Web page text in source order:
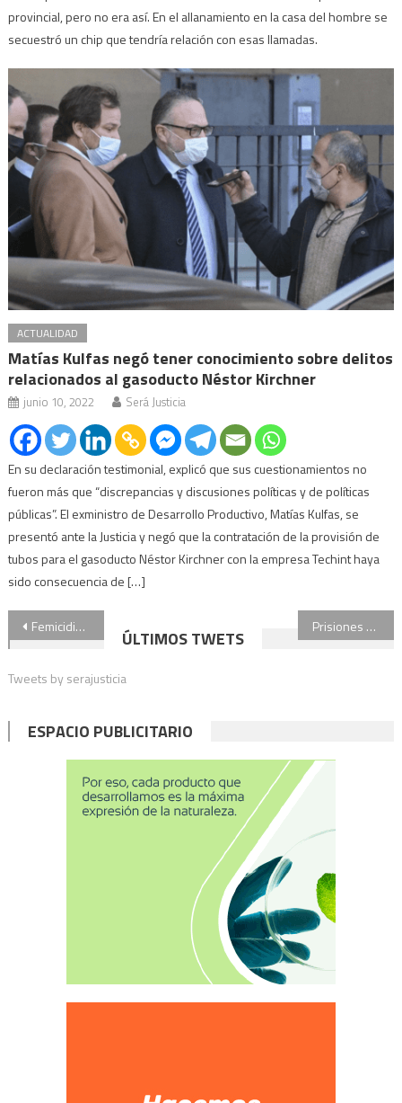
provincial, pero no era así. En el allanamiento en la casa del hombre se
secuestró un chip que tendría relación con esas llamadas.
ACTUALIDAD
Matías Kulfas negó tener conocimiento sobre delitos
relacionados al gasoducto Néstor Kirchner
junio 10, 2022 Será Justicia
En su declaración testimonial, explicó que sus cuestionamientos no
fueron más que “discrepancias y discusiones políticas y de políticas
públicas”. El exministro de Desarrollo Productivo, Matías Kulfas, se
presentó ante la Justicia y negó que la contratación de la provisión de
tubos para el gasoducto Néstor Kirchner con la empresa Techint haya
sido consecuencia de […]
Navegación
de
entradas
Femicidio en Salta: pidió ayuda al 911 y la encontraron asesinada 16 horas después Prisiones domiciliarias: “Nadie está de acuerdo en sacar violadores y asesinos seriales”, dijo la ministra de Justicia
ÚLTIMOS TWETS
Tweets by serajusticia
ESPACIO PUBLICITARIO